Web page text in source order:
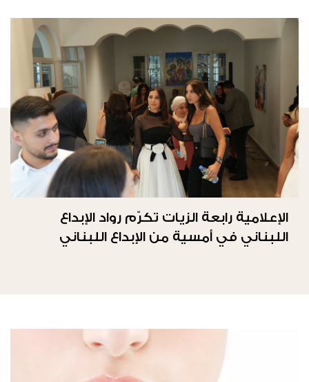
الإعلامية رابعة الزيات تكرّم رواد الإبداع
اللبناني في أمسية من الإبداع اللبناني